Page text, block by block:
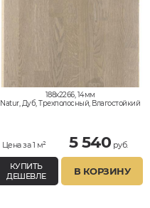
188x2266, 14мм
Natur, Дуб, Трехполосный, Влагостойкий
Цена за 1 м² 5 540 руб.
КУПИТЬ
ДЕШЕВЛЕ
В КОРЗИНУ